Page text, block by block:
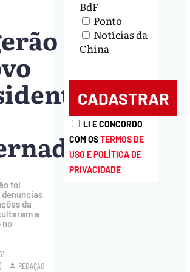
foi
da
a
no
REDAÇÃO
BdF
Ponto
Notícias da
China
LI E CONCORDO
COM OSTERMOS DE
USO E POLÍTICA DE
PRIVACIDADE